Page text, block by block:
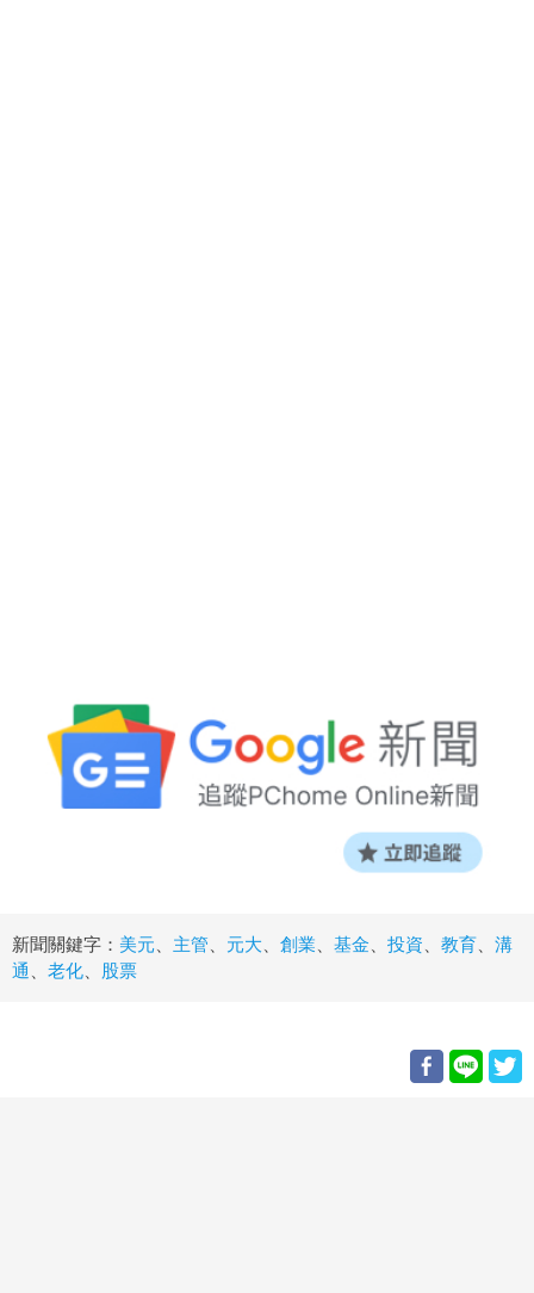
新聞關鍵字： 美元 主管 元大 創業 基金 投資 教育
溝
通
老化 股票